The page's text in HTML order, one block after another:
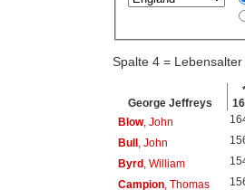
Spalte 4 =
George Jeffreys
Blow, John
Bull, John
Byrd, William
Campion, Thomas